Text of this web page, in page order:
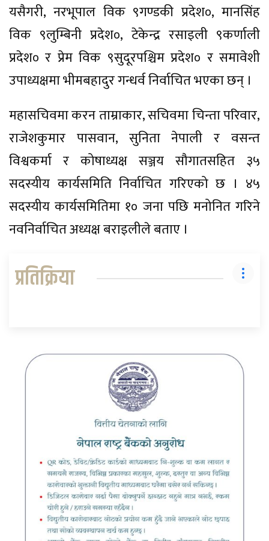
यसैगरी, नरभूपाल विक ९गण्डकी प्रदेश०, मानसिंह
विक ९लुम्बिनी प्रदेश०, टेकेन्द्र रसाइली ९कर्णाली
प्रदेश० र प्रेम विक ९सुदूरपश्चिम प्रदेश० र समावेशी
उपाध्यक्षमा भीमबहादुर गन्धर्व निर्वाचित भएका छन् ।
महासचिवमा करन ताम्राकार, सचिवमा चिन्ता परिवार,
राजेशकुमार पासवान, सुनिता नेपाली र वसन्त
विश्वकर्मा र कोषाध्यक्ष सञ्जय सौगातसहित ३५
सदस्यीय कार्यसमिति निर्वाचित गरिएको छ । ४५
सदस्यीय कार्यसमितिमा १० जना पछि मनोनित गरिने
नवनिर्वाचित अध्यक्ष बराइलीले बताए ।
प्रतिक्रिया